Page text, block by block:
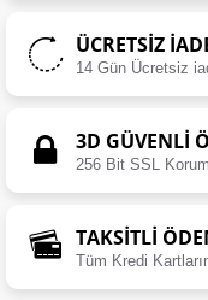
ÜCRETSIZ
14 Gün Ücretsiz
3D GÜVENLİ
256 Bit SSL
TAKSİTLİ
Tüm Kredi